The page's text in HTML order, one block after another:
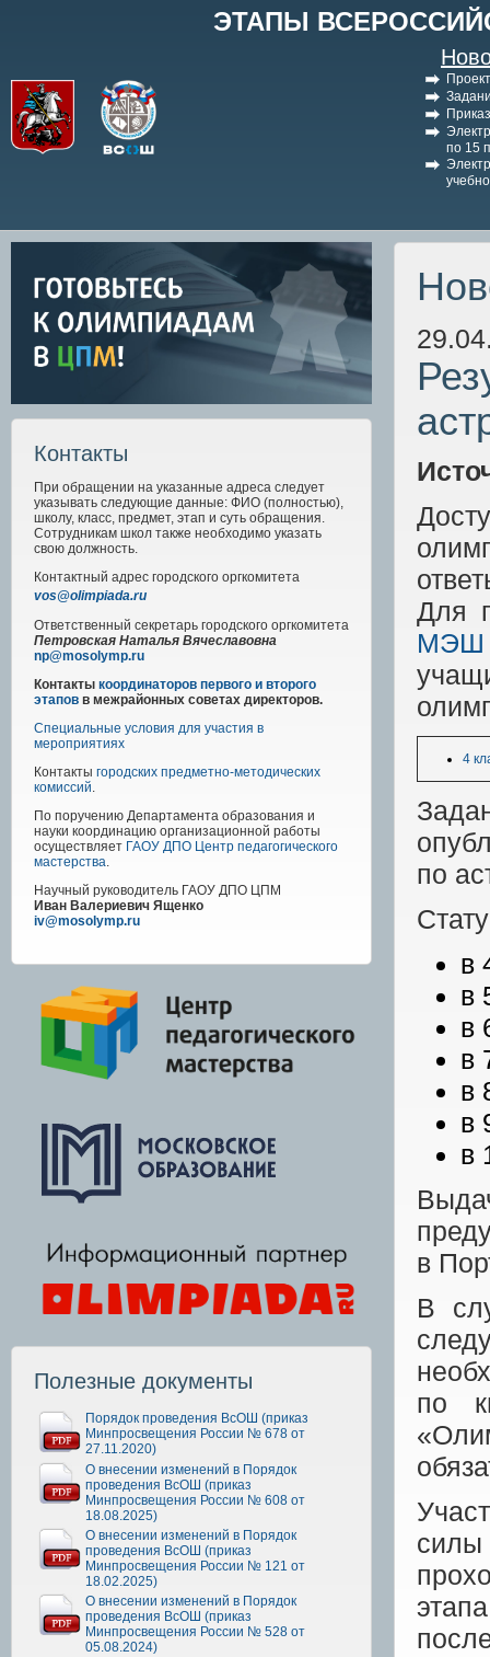
ЭТАПЫ
по 15
Контакты
При обращении на указанные адреса следует
указывать следующие данные: ФИО (полностью),
школу, класс, предмет, этап и суть обращения.
Сотрудникам школ также необходимо указать
свою должность.
Контактный адрес городского оргкомитета
vos@olimpiada.ru
Ответственный секретарь городского оргкомитета
Петровская Наталья Вячеславовна
np@mosolymp.ru
Контакты координаторов первого и второго
этапов в межрайонных советах директоров.
Специальные условия для участия в
мероприятиях
Контакты городских предметно-методических
комиссий.
По поручению Департамента образования и
науки координацию организационной работы
осуществляет ГАОУ ДПО Центр педагогического
мастерства.
Научный руководитель ГАОУ ДПО ЦПМ
Иван Валериевич Ященко
iv@mosolymp.ru
Полезные документы
Порядок проведения ВсОШ (приказ
Минпросвещения России № 678 от
27.11.2020)
О внесении изменений в Порядок
проведения ВсОШ (приказ
Минпросвещения России № 608 от
18.08.2025)
О внесении изменений в Порядок
проведения ВсОШ (приказ
Минпросвещения России № 121 от
18.02.2025)
О внесении изменений в Порядок
проведения ВсОШ (приказ
Минпросвещения России № 528 от
05.08.2024)
Для
МЭШ
4
по
в
в
в
в
в
в
в
в
В
по
силы